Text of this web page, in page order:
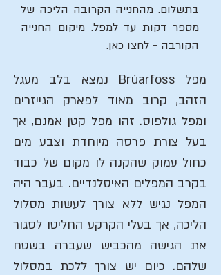
בתשלום. מהחנייה הקרובה הליכה של
מספר דקות עד למפל. מיקום החנייה
הקורבה - לחצו כאן.
מפל Brúarfoss נמצא בלב מעגל
הזהב, קרוב מאוד לפארק הגייזרים
ומפל גולפוס. זהו מפל קטן אמנם, אך
בעל צורת פרסה מיוחדת וצבע מים
כחול עמוק שהקנה לו מקום של כבוד
בקרב המפלים האיסלנדיים. בעבר היה
המפל נגיש ללא צורך לעשות מסלול
הליכה, אך בעלי הקרקע החליטו לסגור
את הגישה מהכביש שעברה בשטח
שלהם. כיום יש צורך ללכת במסלול